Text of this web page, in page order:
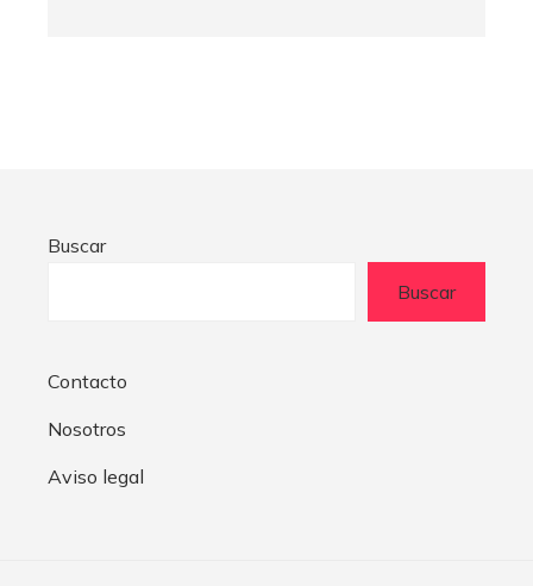
Buscar
Buscar
Contacto
Nosotros
Aviso legal